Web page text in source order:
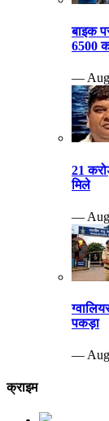
बाइक
6500
— Aug
21
मिले
— Aug
पकड़ा
— Aug
क्राइम